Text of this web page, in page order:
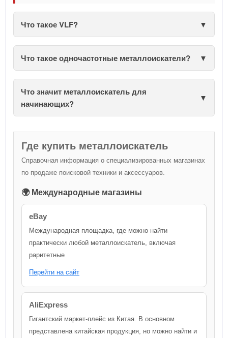
Что такое VLF?
Что такое одночастотные металлоискатели?
Что значит металлоискатель для
начинающих?
Где купить металлоискатель
Справочная информация о специализированных магазинах
по продаже поисковой техники и аксессуаров.
🌍 Международные магазины
eBay
Международная площадка, где можно найти
практически любой металлоискатель, включая
раритетные
Перейти на сайт
AliExpress
Гигантский маркет-плейс из Китая. В основном
представлена китайская продукция, но можно найти и